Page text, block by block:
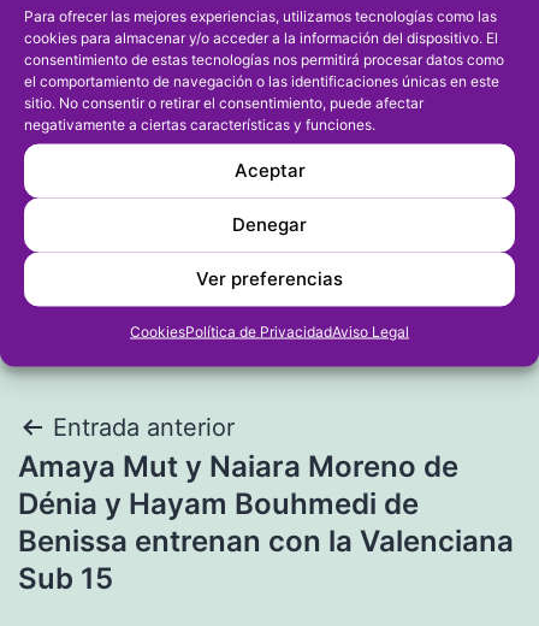
Para ofrecer las mejores experiencias, utilizamos tecnologías como las
cookies para almacenar y/o acceder a la información del dispositivo. El
consentimiento de estas tecnologías nos permitirá procesar datos como
el comportamiento de navegación o las identificaciones únicas en este
sitio. No consentir o retirar el consentimiento, puede afectar
negativamente a ciertas características y funciones.
Aceptar
Denegar
Ver preferencias
CookiesPolítica de PrivacidadAviso Legal
Web
Navegación
de
entradas
Entrada anterior
Amaya Mut y Naiara Moreno de
Dénia y Hayam Bouhmedi de
Benissa entrenan con la Valenciana
Sub 15